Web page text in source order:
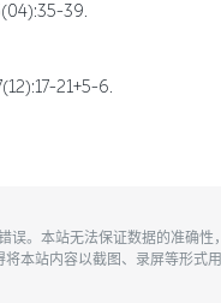
39.
21+5-6.
。本站无法保证数据的准确
站内容以截图、录屏等形式